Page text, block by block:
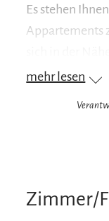
Es stehen
Appartements
und
komfortabel
Ihr Vorteil: Wir
mehr lesen
Zimmer/